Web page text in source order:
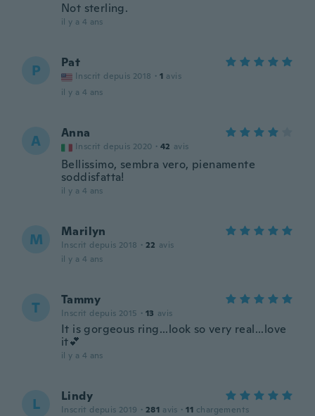
Not sterling.
il y a 4 ans
P Pat
Inscrit depuis 2018 · 1 avis
il y a 4 ans
A Anna
Inscrit depuis 2020 · 42 avis
Bellissimo, sembra vero, pienamente
soddisfatta!
il y a 4 ans
M Marilyn
Inscrit depuis 2018 · 22 avis
il y a 4 ans
T Tammy
Inscrit depuis 2015 · 13 avis
It is gorgeous ring...look so very real...love
it💕
il y a 4 ans
L Lindy
Inscrit depuis 2019 · 281 avis · 11 chargements